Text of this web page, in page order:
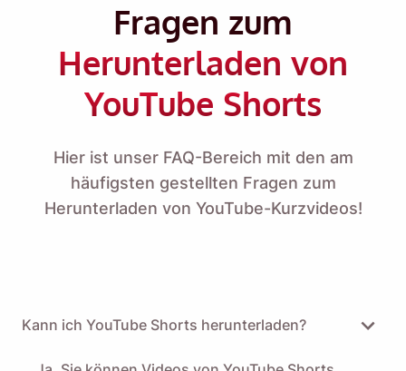
Fragen zum
Herunterladen von
YouTube Shorts
Hier ist unser FAQ-Bereich mit den am
häufigsten gestellten Fragen zum
Herunterladen von YouTube-Kurzvideos!
Kann ich YouTube Shorts herunterladen?